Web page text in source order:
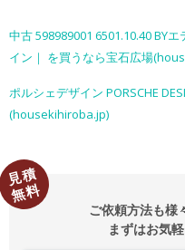
中古 598989001 6501.10.40 BY
イン｜ を買うなら宝石広場
ポルシェデザイン PORSCHE
(housekihiroba.jp)
ご依頼方法も様
まずはお気
見積
無料